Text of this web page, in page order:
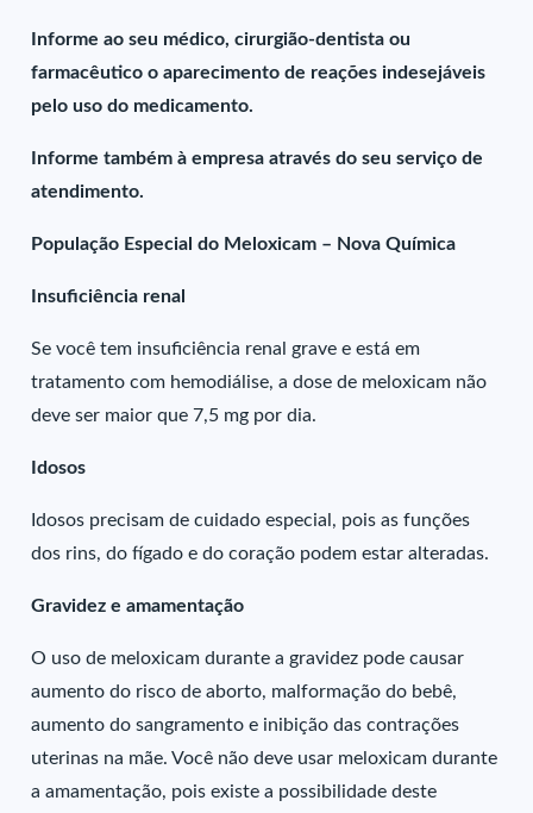
Informe ao seu médico, cirurgião-dentista ou
farmacêutico o aparecimento de reações indesejáveis
pelo uso do medicamento.
Informe também à empresa através do seu serviço de
atendimento.
População Especial do Meloxicam – Nova Química
Insuficiência renal
Se você tem insuficiência renal grave e está em
tratamento com hemodiálise, a dose de meloxicam não
deve ser maior que 7,5 mg por dia.
Idosos
Idosos precisam de cuidado especial, pois as funções
dos rins, do fígado e do coração podem estar alteradas.
Gravidez e amamentação
O uso de meloxicam durante a gravidez pode causar
aumento do risco de aborto, malformação do bebê,
aumento do sangramento e inibição das contrações
uterinas na mãe. Você não deve usar meloxicam durante
a amamentação, pois existe a possibilidade deste